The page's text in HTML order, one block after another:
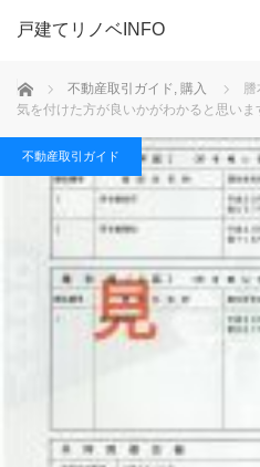
戸建てリノベINFO
ホーム 不動産取引ガイド, 購入
気を付けた方が良いかがわかると思いま
不動産取引ガイド